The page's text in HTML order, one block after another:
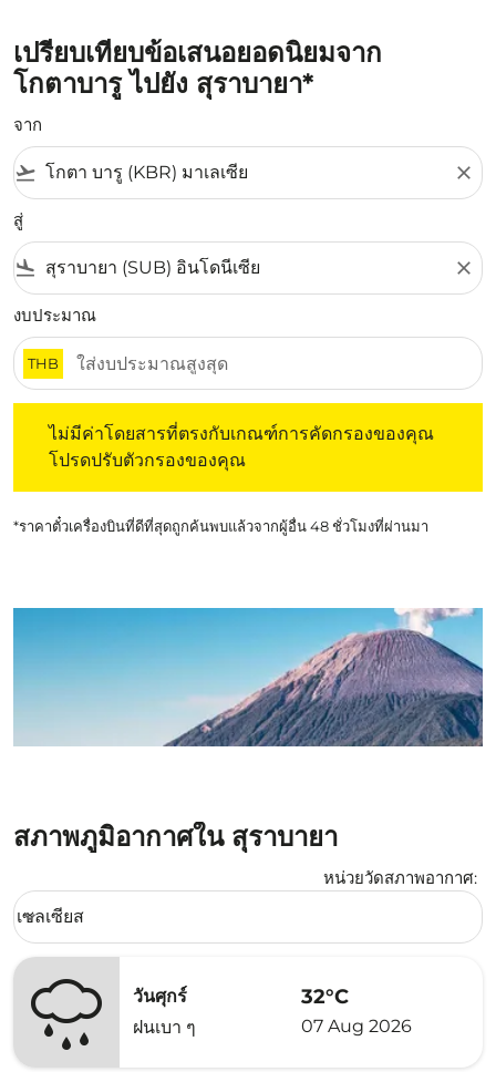
เปรียบเทียบข้อเสนอยอดนิยมจาก
โกตาบารู ไปยัง สุราบายา*
จาก
flight_takeoff close
สู่
flight_land close
งบประมาณ
THB
ไม่มีค่าโดยสารที่ตรงกับเกณฑ์การคัดกรองของคุณ
โปรดปรับตัวกรองของคุณ
*ราคาตั๋วเครื่องบินที่ดีที่สุดถูกค้นพบแล้วจากผู้อื่น 48 ชั่วโมงที่ผ่านมา
สภาพภูมิอากาศใน สุราบายา
หน่วยวัดสภาพอากาศ:
Weather unit option เซลเซียส Selected
เซลเซียส
keyboard_arrow_down
วันศุกร์
ฝนเบา ๆ
32°C
07 Aug 2026